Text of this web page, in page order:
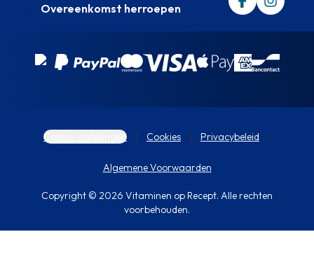
Overeenkomst herroepen
Cookie-instellingen Cookies Privacybeleid
Algemene Voorwaarden
Copyright © 2026 Vitaminen op Recept. Alle rechten
voorbehouden.